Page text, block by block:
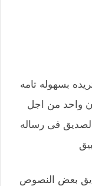
بسهوله تامه
واحد من اجل
لصديق فى رساله
بعض النصوص